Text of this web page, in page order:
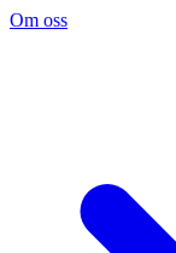
Om oss